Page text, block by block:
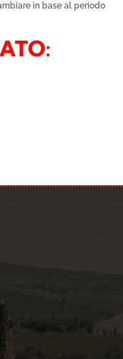
in base al periodo